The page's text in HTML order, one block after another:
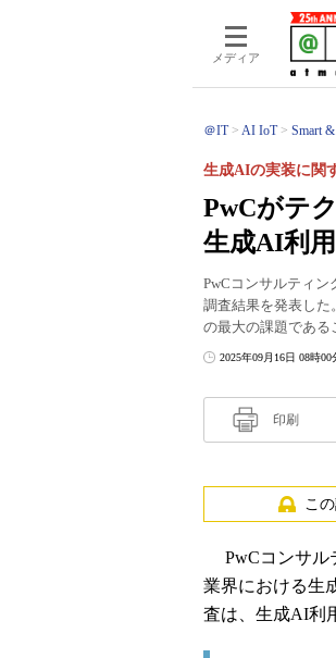
メディア
＠IT AI IoT Smart
PwCがテ
生成AI利
生成AIの実装に関
PwCコンサルティ
調査結果を発表した
の最大の課題である
2025年09月16日 08時00
印刷
こ
PwCコンサル
業界における生
査は、生成AI利